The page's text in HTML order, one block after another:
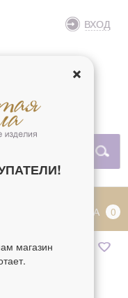
ВХОД
КОРЗИНА 0
магазин